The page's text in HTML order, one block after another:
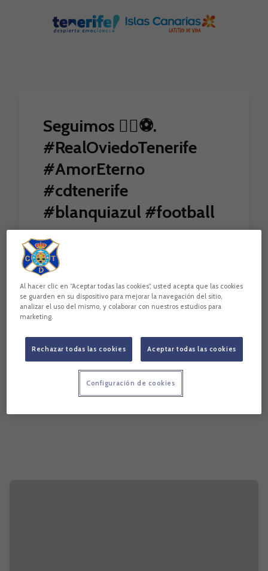
Seguimos 🏃‍♂️⚽️.
#RealOviedoTenerife
#AmorEterno
#cdtenerife
#blanquiazul #football
Al hacer clic en “Aceptar todas las cookies”, usted acepta que las cookies
se guarden en su dispositivo para mejorar la navegación del sitio,
analizar el uso del mismo, y colaborar con nuestros estudios para
marketing.
Rechazar todas las cookies Aceptar todas las cookies
Configuración de cookies